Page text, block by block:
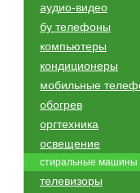
аудио-видео
бу телефоны
компьютеры
кондиционеры
мобильные
обогрев
оргтехника
освещение
стиральные машины
телевизоры